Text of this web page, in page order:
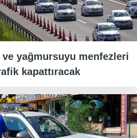
yağmursuyu menfezleri
kapattıracak